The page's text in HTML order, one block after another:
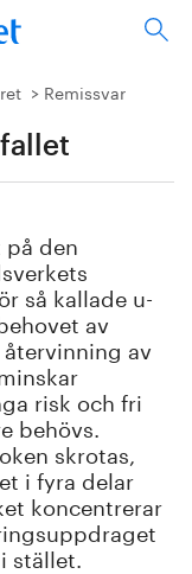
Remissvar
den
så kallade u-
av
av
risk och fri
behövs.
skrotas,
i fyra delar
koncentrerar
stället.